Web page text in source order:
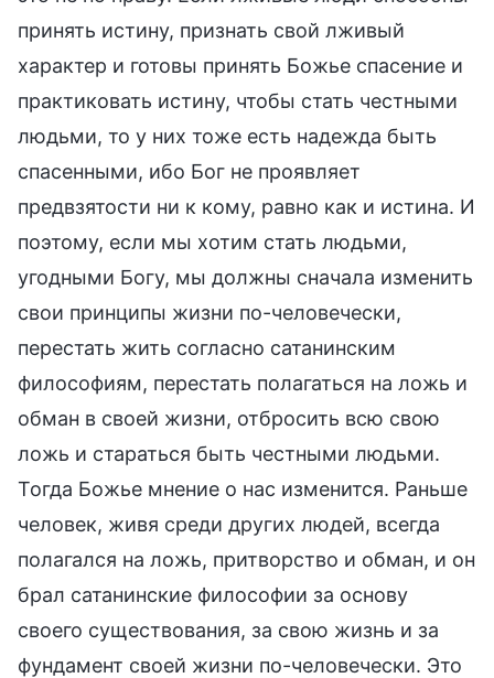
принять истину, признать свой лживый
характер и готовы принять Божье спасение и
практиковать истину, чтобы стать честными
людьми, то у них тоже есть надежда быть
спасенными, ибо Бог не проявляет
предвзятости ни к кому, равно как и истина. И
поэтому, если мы хотим стать людьми,
угодными Богу, мы должны сначала изменить
свои принципы жизни по-человечески,
перестать жить согласно сатанинским
философиям, перестать полагаться на ложь и
обман в своей жизни, отбросить всю свою
ложь и стараться быть честными людьми.
Тогда Божье мнение о нас изменится. Раньше
человек, живя среди других людей, всегда
полагался на ложь, притворство и обман, и он
брал сатанинские философии за основу
своего существования, за свою жизнь и за
фундамент своей жизни по-человечески. Это